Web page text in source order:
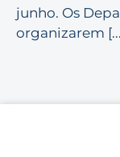
junho. Os
organizarem